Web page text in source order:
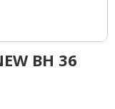
BH 36